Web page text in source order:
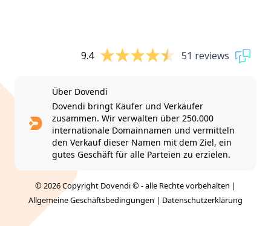
9.4 51 reviews
Über Dovendi
Dovendi bringt Käufer und Verkäufer
zusammen. Wir verwalten über 250.000
internationale Domainnamen und vermitteln
den Verkauf dieser Namen mit dem Ziel, ein
gutes Geschäft für alle Parteien zu erzielen.
© 2026 Copyright Dovendi © - alle Rechte vorbehalten |
Allgemeine Geschäftsbedingungen | Datenschutzerklärung